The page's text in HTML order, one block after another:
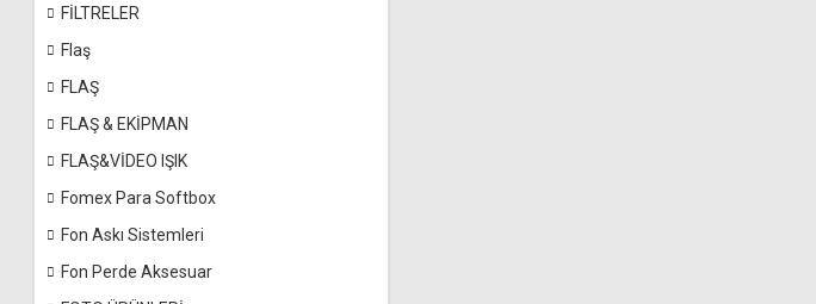
FİLTRELER
Flaş
FLAŞ
FLAŞ & EKİPMAN
FLAŞ&VİDEO IŞIK
Fomex Para Softbox
Fon Askı Sistemleri
Fon Perde Aksesuar